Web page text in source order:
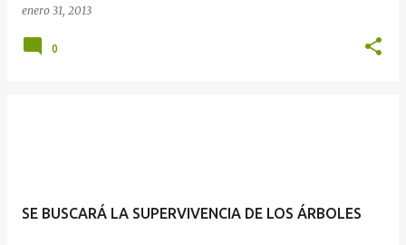
enero 31, 2013
0
SE BUSCARÁ LA SUPERVIVENCIA DE LOS ÁRBOLES